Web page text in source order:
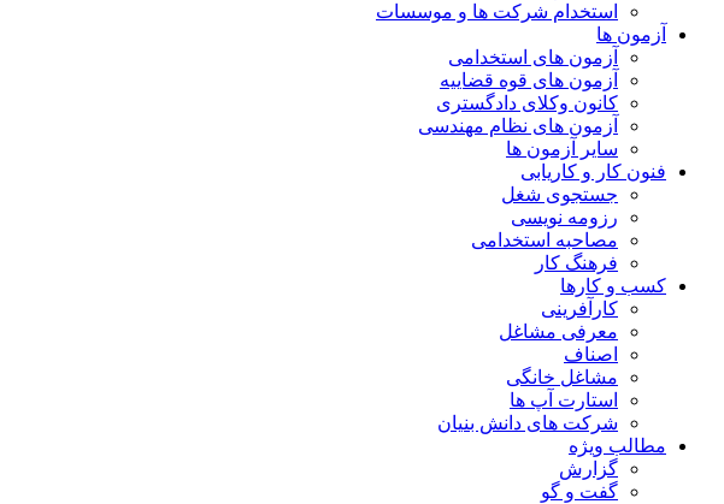
استخدام شرکت ها و موسسات
آزمون ها
آزمون های استخدامی
آزمون های قوه قضاییه
کانون وکلای دادگستری
آزمون های نظام مهندسی
سایر آزمون ها
فنون کار و کاریابی
جستجوی شغل
رزومه نویسی
مصاحبه استخدامی
فرهنگ کار
کسب و کارها
کارآفرینی
معرفی مشاغل
اصناف
مشاغل خانگی
استارت آپ ها
شرکت های دانش بنیان
مطالب ویژه
گزارش
گفت و گو